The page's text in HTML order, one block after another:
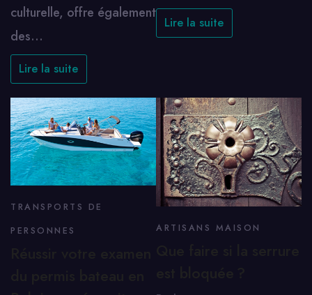
culturelle, offre également
des…
Lire la suite
Lire la suite
TRANSPORTS DE
PERSONNES
ARTISANS MAISON